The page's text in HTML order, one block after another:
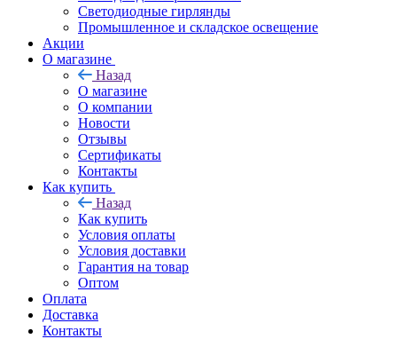
Светодиодные гирлянды
Промышленное и складское освещение
Акции
О магазине
Назад
О магазине
О компании
Новости
Отзывы
Сертификаты
Контакты
Как купить
Назад
Как купить
Условия оплаты
Условия доставки
Гарантия на товар
Оптом
Оплата
Доставка
Контакты